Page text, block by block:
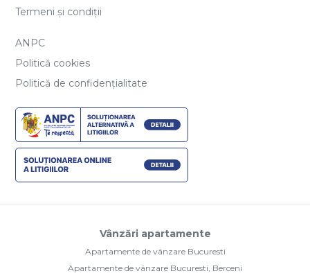
Termeni și condiții
ANPC
Politică cookies
Politică de confidențialitate
Vânzări apartamente
Apartamente de vânzare Bucuresti
Apartamente de vânzare Bucuresti, Berceni